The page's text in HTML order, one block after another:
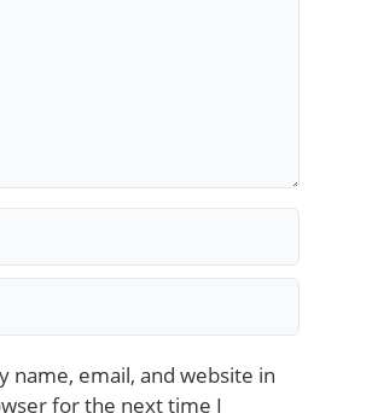
name, email, and website in
for the next time I